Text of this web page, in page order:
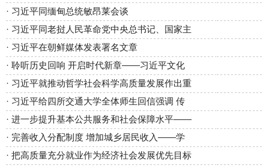
· 习近平同缅甸总统敏昂莱会谈
· 习近平同老挝人民革命党中央总书记、国家主
· 习近平在朝鲜媒体发表署名文章
· 聆听历史回响 开启时代新章——习近平文化
· 习近平就推动哲学社会科学高质量发展作出重
· 习近平给四所交通大学全体师生回信强调 传
· 进一步提升基本公共服务和社会保障水平——
· 完善收入分配制度 增加城乡居民收入——学
· 把高质量充分就业作为经济社会发展优先目标